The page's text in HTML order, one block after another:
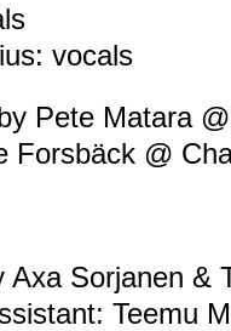
vocals
Pete Matara
Forsbäck @
Axa Sorjanen &
Teemu